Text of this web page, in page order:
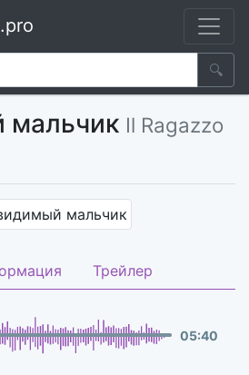
🔍
Il Ragazzo
Трейлер
05:40